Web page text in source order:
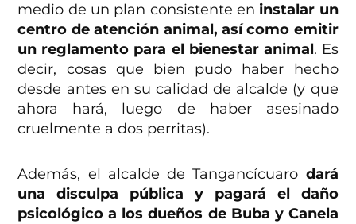
medio de un plan consistente en instalar un
centro de atención animal, así como emitir
un reglamento para el bienestar animal. Es
decir, cosas que bien pudo haber hecho
desde antes en su calidad de alcalde (y que
ahora hará, luego de haber asesinado
cruelmente a dos perritas).
Además, el alcalde de Tangancícuaro dará
una disculpa pública y pagará el daño
psicológico a los dueños de Buba y Canela